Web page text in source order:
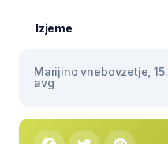
Izjeme
Marijino vnebovzetje, 15.
avg